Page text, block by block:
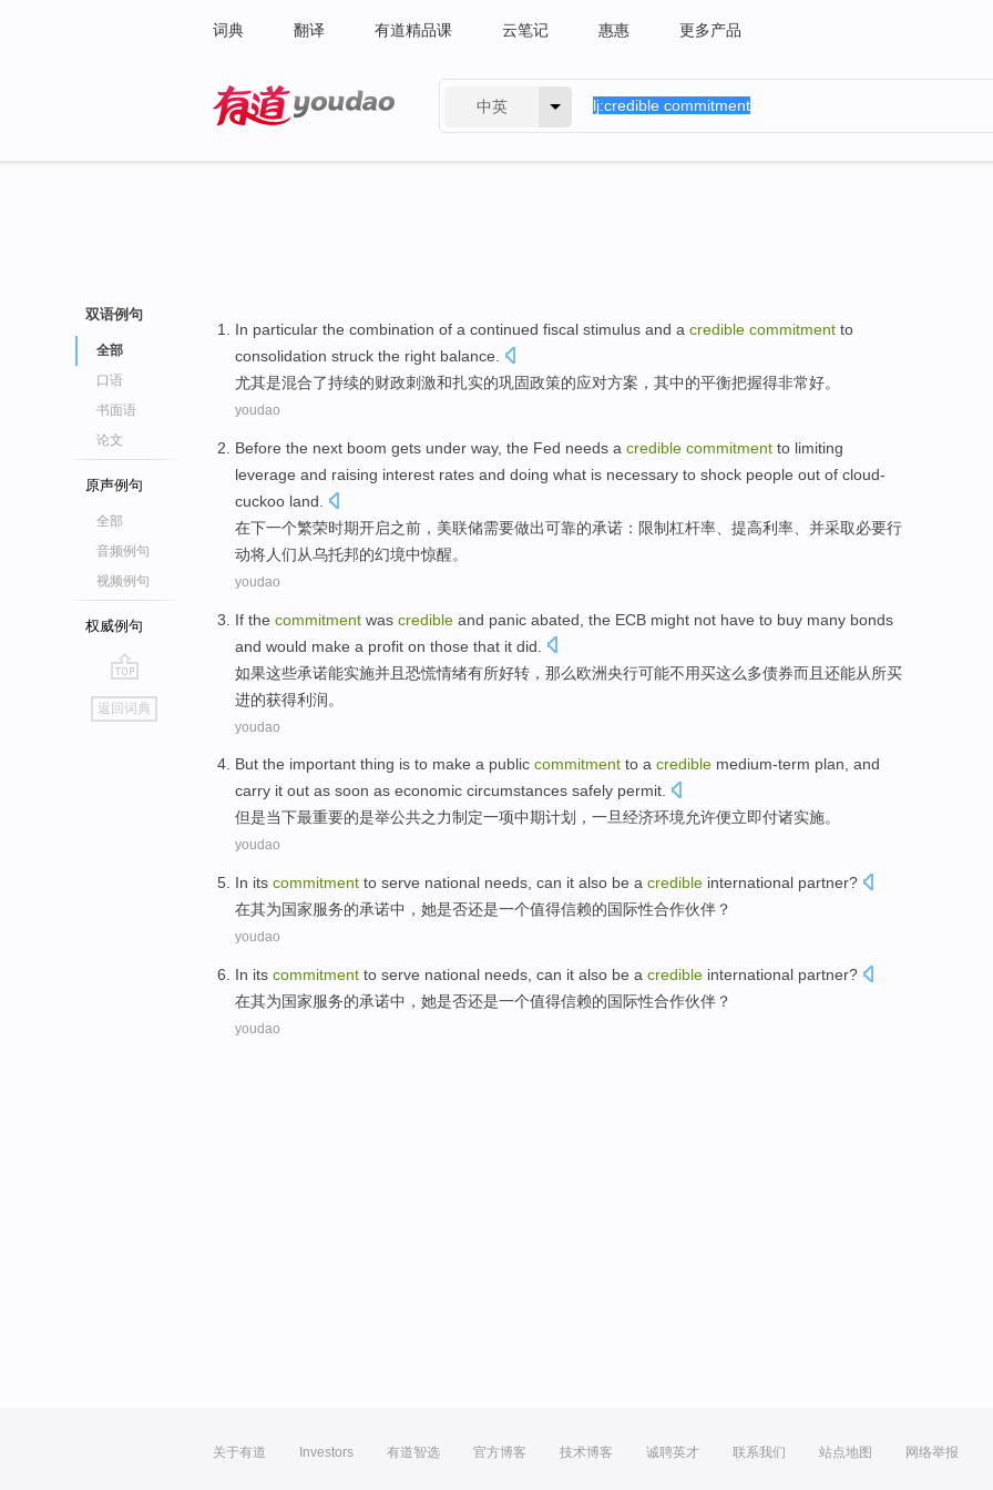
词典 翻译 有道精品课 云笔记 惠惠 更多产品
中英
双语例句
全部
口语
书面语
论文
原声例句
全部
音频例句
视频例句
权威例句
go
top
返回词典
In particular the combination of a continued fiscal stimulus and a credible commitment to
consolidation struck the right balance
尤其是混合了持续的财政刺激和扎实的巩固政策的应对方案，其中的平衡把握得非常好。
youdao
Before the next boom gets under way, the Fed needs a credible commitment to limiting
leverage and raising interest rates and doing what is necessary to shock people out of cloud-
cuckoo land.
在下一个繁荣时期开启之前 ， 美联储需要做出可靠的承诺 ： 限制杠杆率 提高利率 、并采取必要行
动将人们从乌托邦的幻境中惊醒。
youdao
If the commitment was credible and panic abated, the ECB might not have to buy many bonds
and would make a profit on those that it did
如果这些承诺能实施并且恐慌情绪有所好转，那么欧洲央行可能不用买这么多债券而且还能从所买
进的获得利润。
youdao
But the important thing is to make a public commitment to a credible medium-term plan, and
carry it out as soon as economic circumstances safely permit.
但是当下最重要的是举公共之力制定一项中期计划 ， 一旦经济环境允许便立即付诸实施。
youdao
In its commitment to serve national needs, can it also be a credible international partner?
在其为国家服务的承诺中， 她是否还是一个值得信赖的国际性合作伙伴 ？
youdao
In its commitment to serve national needs, can it also be a credible international partner?
在其为国家服务的承诺中， 她是否还是一个值得信赖的国际性合作伙伴 ？
youdao
关于有道 Investors 有道智选 官方博客 技术博客 诚聘英才 联系我们 站点地图 网络举报